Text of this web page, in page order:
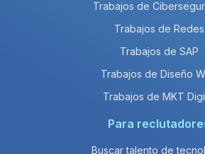
Trabajos de
Trabajos de Redes
Trabajos de SAP
Trabajos de Diseño
Trabajos de MKT
Para
Buscar talento de